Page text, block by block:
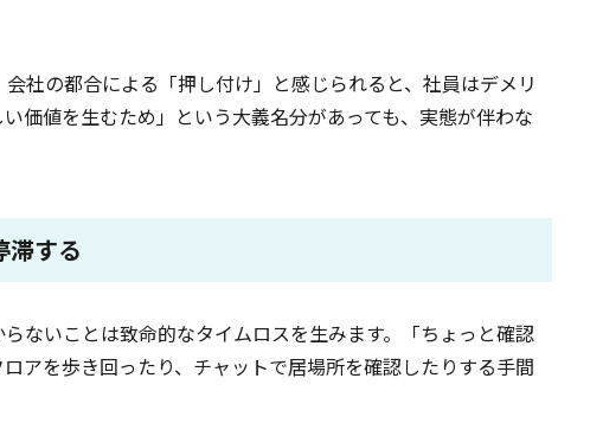
社の都合による「押し付け」と感じられると、社員はデメリ
価値を生むため」という大義名分があっても、実態が伴わな
滞する
ないことは致命的なタイムロスを生みます。「ちょっと確認
アを歩き回ったり、チャットで居場所を確認したりする手間